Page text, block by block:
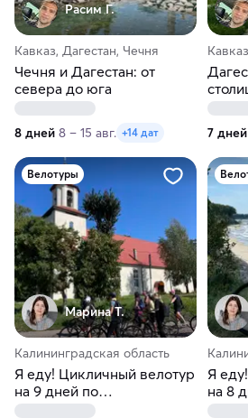
Расим Г.
Кавказ, Дагестан, Чечня
Чечня и Дагестан: от
севера до юга
8 дней 8 – 15 авг. +14 дат 7 дней
Велотуры
Марина Т.
Калининградская область
Я еду! Цикличный велотур
на 9 дней по
Калининградской области
Я
на 8